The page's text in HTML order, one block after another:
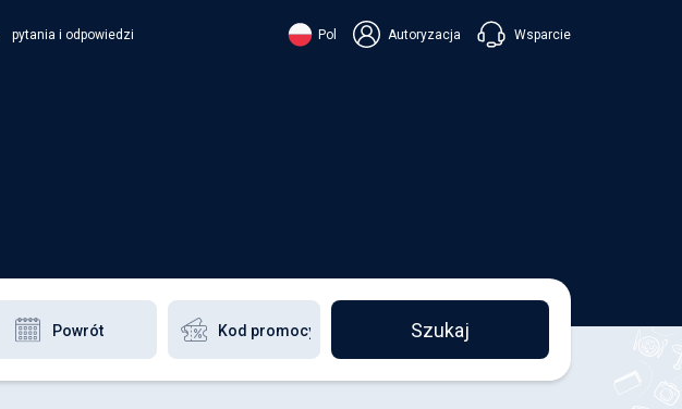
pytania i odpowiedzi Pol Autoryzacja Wsparcie
Czatuj w Messengerze
Szukaj